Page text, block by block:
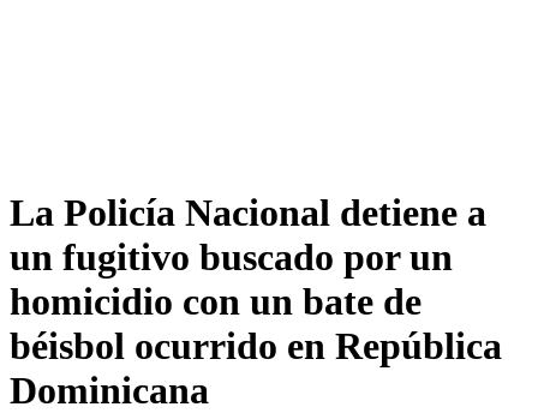
La Policía Nacional detiene a
un fugitivo buscado por un
homicidio con un bate de
béisbol ocurrido en República
Dominicana